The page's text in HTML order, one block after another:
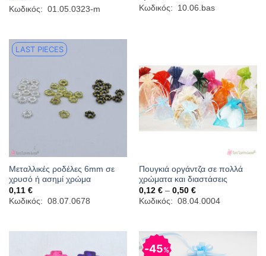
Κωδικός: 01.05.0323-m
Κωδικός: 10.06.bas
LAST PIECES
Μεταλλικές ροδέλες 6mm σε
χρυσό ή ασημί χρώμα
0,11 €
Κωδικός: 08.07.0678
Πουγκιά οργάντζα σε πολλά
χρώματα και διαστάσεις
0,12 € – 0,50 €Price
range:
0,12 €
Κωδικός: 08.04.0004
45%